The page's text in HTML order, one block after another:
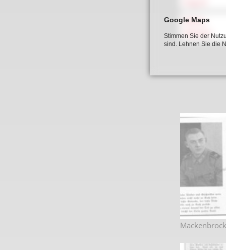
Müller,
Wilhelm
Google Maps
Stimmen Sie der
sind. Lehnen Sie die